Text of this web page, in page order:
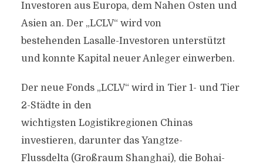
Investoren aus Europa, dem Nahen Osten und
Asien an. Der „LCLV“ wird von
bestehenden Lasalle-Investoren unterstützt
und konnte Kapital neuer Anleger einwerben.
Der neue Fonds „LCLV“ wird in Tier 1- und Tier
2-Städte in den
wichtigsten Logistikregionen Chinas
investieren, darunter das Yangtze-
Flussdelta (Großraum Shanghai), die Bohai-